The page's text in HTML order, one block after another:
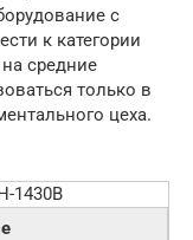
с
к категории
средние
только в
цеха.
1430B